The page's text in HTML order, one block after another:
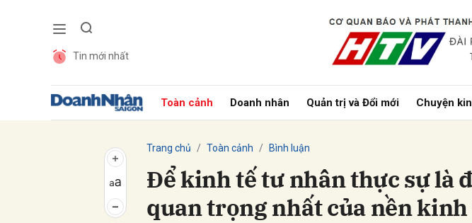
Tin mới nhất
Toàn cảnh Doanh nhân Quản trị và Đổi mới Chuyện
Trang chủ Toàn cảnh Bình luận
Để kinh tế tư nhân thực sự là
quan trọng nhất của nền kinh